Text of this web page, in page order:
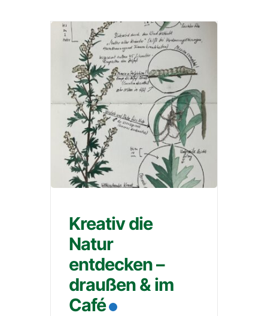
Kreativ die
Natur
entdecken –
draußen & im
Café